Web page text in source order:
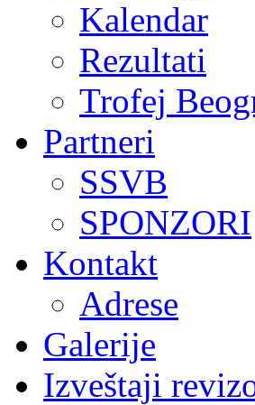
Kalendar
Rezultati
Trofej
Partneri
SSVB
SPONZORI
Kontakt
Adrese
Galerije
Izveštaji